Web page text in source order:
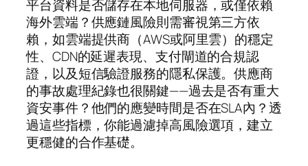
平台資料是否儲存在本地伺服器，或僅依賴
海外雲端？供應鏈風險則需審視第三方依
賴，如雲端提供商（AWS或阿里雲）的穩定
性、CDN的延遲表現、支付閘道的合規認
證，以及短信驗證服務的隱私保護。供應商
的事故處理紀錄也很關鍵——過去是否有重大
資安事件？他們的應變時間是否在SLA內？透
過這些指標，你能過濾掉高風險選項，建立
更穩健的合作基礎。